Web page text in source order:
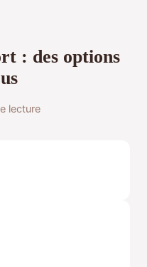
: des options
lecture